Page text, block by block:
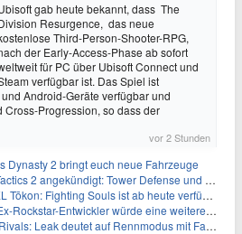
gab heute bekannt, dass The
Resurgence, das neue
Third-Person-Shooter-RPG,
der Early-Access-Phase ab sofort
für PC über Ubisoft Connect und
verfügbar ist. Das Spiel ist
Android-Geräte verfügbar und
Cross-Progression, so dass der
vor 2 Stunden
Dynasty 2 bringt euch neue Fahrzeuge
2 angekündigt: Tower Defense und Deckbuilding Kombo kehrt zurück
Tōkon: Fighting Souls ist ab heute verfügbar
Entwickler würde eine weitere Verschiebung nicht überraschen
Leak deutet auf Rennmodus mit Fahrzeugen hin